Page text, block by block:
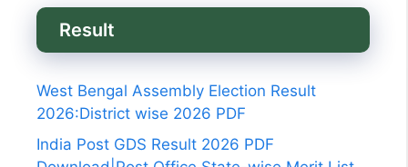
Result
West Bengal Assembly Election Result
2026:District wise 2026 PDF
India Post GDS Result 2026 PDF